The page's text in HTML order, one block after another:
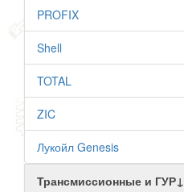
PROFIX
Shell
TOTAL
ZIC
Лукойл Genesis
Трансмиссионные и ГУР↓